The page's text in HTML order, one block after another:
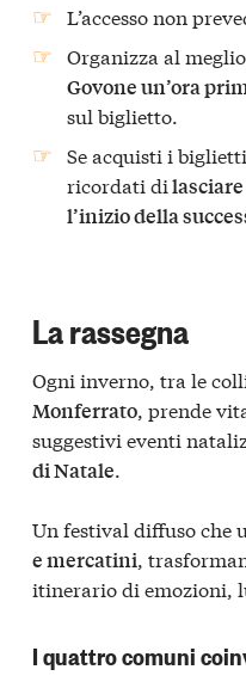
L’accesso non
Organizza al
Govone un’ora
sul biglietto.
Se acquisti i
ricordati di
l’inizio della
La rassegna
Ogni inverno, tra le
Monferrato, prende
suggestivi eventi
di Natale.
Un festival diffuso che
e mercatini,
itinerario di emozioni,
I quattro comuni